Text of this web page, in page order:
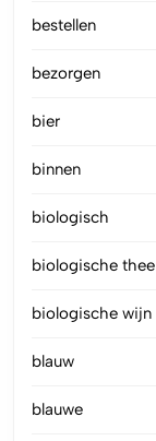
bestellen
bezorgen
bier
binnen
biologisch
biologische thee
biologische wijn
blauw
blauwe